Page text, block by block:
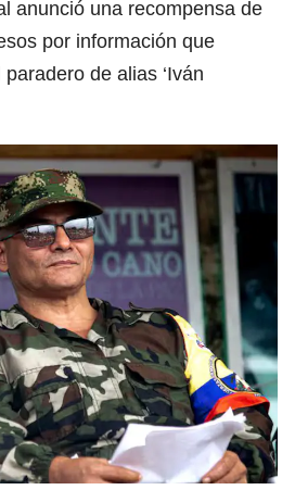
anunció una recompensa de
por información que
de alias ‘Iván